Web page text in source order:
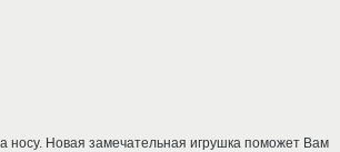
носу. Новая замечательная игрушка поможет Вам